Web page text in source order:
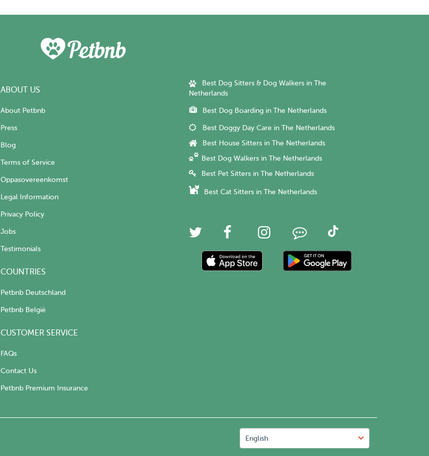
ABOUT US
About Petbnb
Press
Blog
Terms of Service
Oppasovereenkomst
Legal Information
Privacy Policy
Jobs
Testimonials
COUNTRIES
Petbnb Deutschland
Petbnb België
CUSTOMER SERVICE
FAQs
Contact Us
Petbnb Premium Insurance
Best Dog Sitters & Dog Walkers in The
Netherlands
Best Dog Boarding in The Netherlands
Best Doggy Day Care in The Netherlands
Best House Sitters in The Netherlands
Best Dog Walkers in The Netherlands
Best Pet Sitters in The Netherlands
Best Cat Sitters in The Netherlands
English